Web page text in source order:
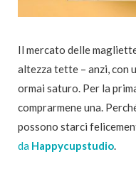
Il mercato delle
altezza tette – anzi, con
ormai saturo. Per la
comprarmene una.
possono starci
da Happycupstudio.